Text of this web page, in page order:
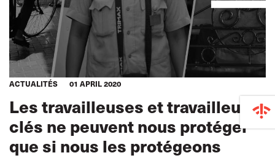
ACTUALITÉS 01 APRIL 2020
Les travailleuses et travailleurs
clés ne peuvent nous protéger
que si nous les protégeons